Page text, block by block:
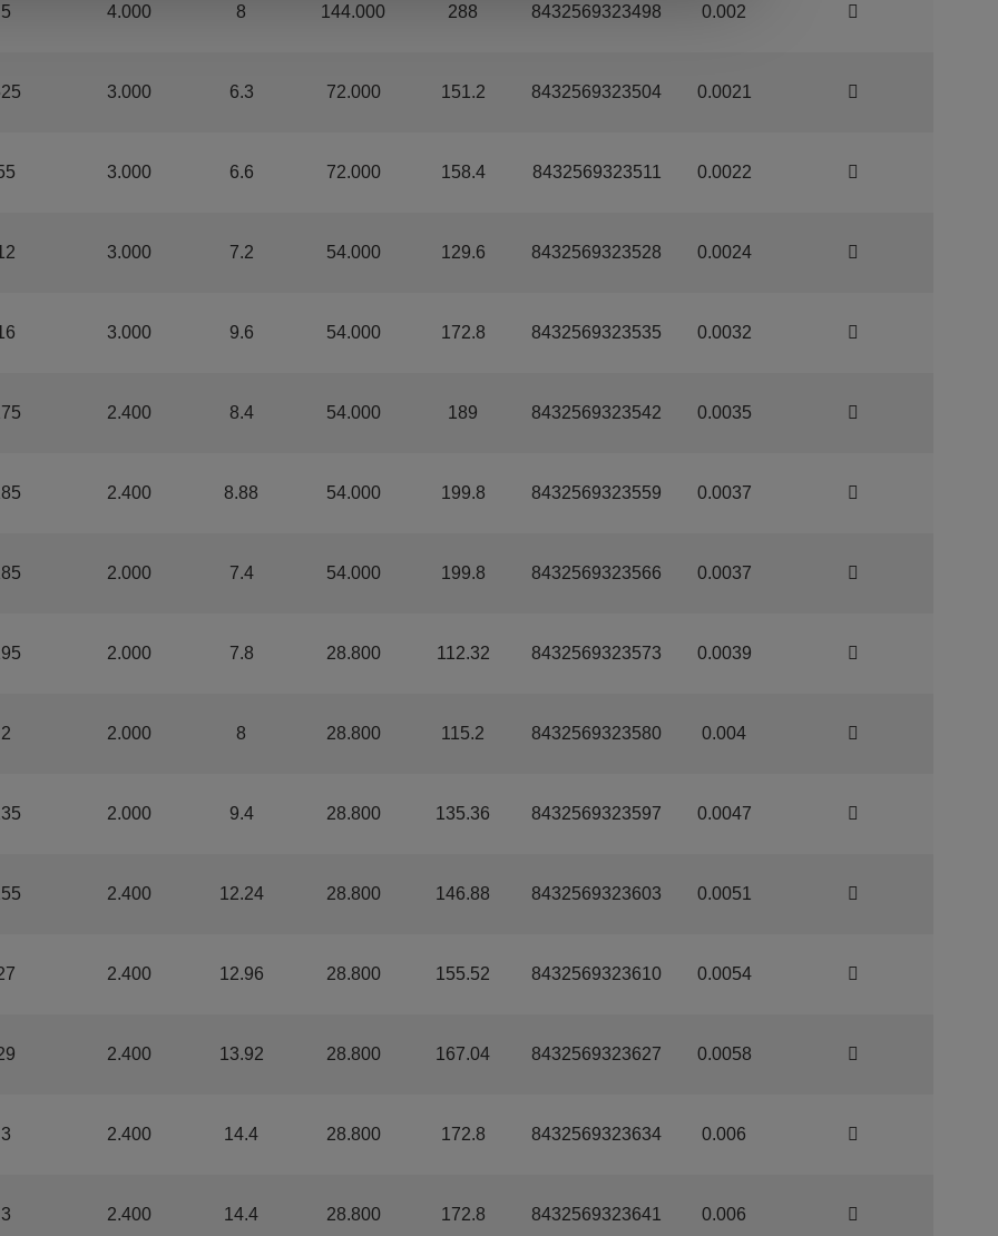
4.000 8 144.000 288 8432569323498 0.002
3.000 6.3 72.000 151.2 8432569323504 0.0021
3.000 6.6 72.000 158.4 8432569323511 0.0022
3.000 7.2 54.000 129.6 8432569323528 0.0024
3.000 9.6 54.000 172.8 8432569323535 0.0032
2.400 8.4 54.000 189 8432569323542 0.0035
2.400 8.88 54.000 199.8 8432569323559 0.0037
2.000 7.4 54.000 199.8 8432569323566 0.0037
2.000 7.8 28.800 112.32 8432569323573 0.0039
2.000 8 28.800 115.2 8432569323580 0.004
2.000 9.4 28.800 135.36 8432569323597 0.0047
2.400 12.24 28.800 146.88 8432569323603 0.0051
2.400 12.96 28.800 155.52 8432569323610 0.0054
2.400 13.92 28.800 167.04 8432569323627 0.0058
2.400 14.4 28.800 172.8 8432569323634 0.006
2.400 14.4 28.800 172.8 8432569323641 0.006